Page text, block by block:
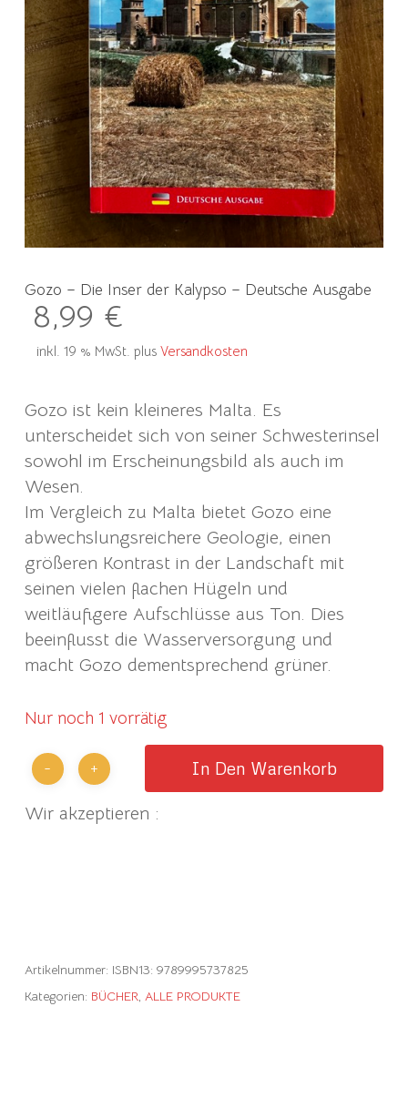
Gozo – Die Inser der Kalypso – Deutsche Ausgabe
8,99 €
inkl. 19 % MwSt. plus Versandkosten
Gozo ist kein kleineres Malta. Es
unterscheidet sich von seiner Schwesterinsel
sowohl im Erscheinungsbild als auch im
Wesen.
Im Vergleich zu Malta bietet Gozo eine
abwechslungsreichere Geologie, einen
größeren Kontrast in der Landschaft mit
seinen vielen flachen Hügeln und
weitläufigere Aufschlüsse aus Ton. Dies
beeinflusst die Wasserversorgung und
macht Gozo dementsprechend grüner.
Nur noch 1 vorrätig
In Den Warenkorb
Wir akzeptieren :
Artikelnummer: ISBN13: 9789995737825
Kategorien: BÜCHER, ALLE PRODUKTE